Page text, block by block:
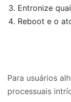
Entronize
Reboot e o
Para usuários
processuais